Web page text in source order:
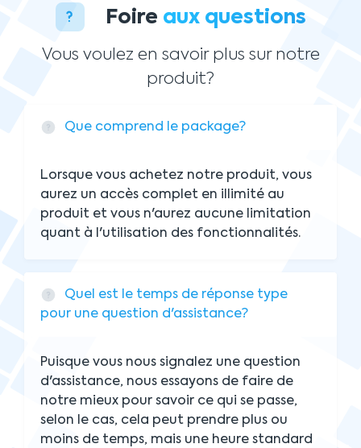
Foire aux questions
Vous voulez en savoir plus sur notre
produit?
Que comprend le package?
Lorsque vous achetez notre produit, vous
aurez un accès complet en illimité au
produit et vous n'aurez aucune limitation
quant à l'utilisation des fonctionnalités.
Quel est le temps de réponse type
pour une question d'assistance?
Puisque vous nous signalez une question
d'assistance, nous essayons de faire de
notre mieux pour savoir ce qui se passe,
selon le cas, cela peut prendre plus ou
moins de temps, mais une heure standard